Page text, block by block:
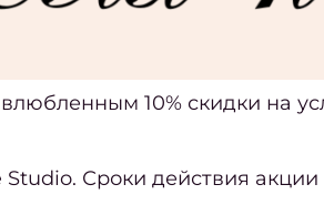
10% скидки на
Сроки действия акции